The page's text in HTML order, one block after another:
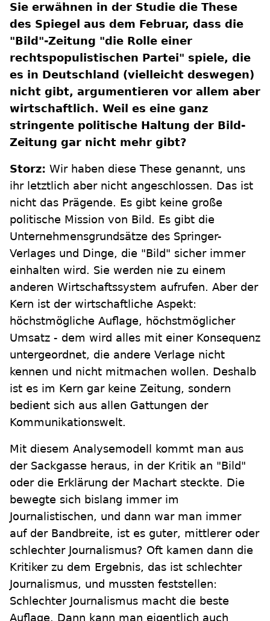
Sie erwähnen in der Studie die These
des Spiegel aus dem Februar, dass die
"Bild"-Zeitung "die Rolle einer
rechtspopulistischen Partei" spiele, die
es in Deutschland (vielleicht deswegen)
nicht gibt, argumentieren vor allem aber
wirtschaftlich. Weil es eine ganz
stringente politische Haltung der Bild-
Zeitung gar nicht mehr gibt?
Storz: Wir haben diese These genannt, uns
ihr letztlich aber nicht angeschlossen. Das ist
nicht das Prägende. Es gibt keine große
politische Mission von Bild. Es gibt die
Unternehmensgrundsätze des Springer-
Verlages und Dinge, die "Bild" sicher immer
einhalten wird. Sie werden nie zu einem
anderen Wirtschaftssystem aufrufen. Aber der
Kern ist der wirtschaftliche Aspekt:
höchstmögliche Auflage, höchstmöglicher
Umsatz - dem wird alles mit einer Konsequenz
untergeordnet, die andere Verlage nicht
kennen und nicht mitmachen wollen. Deshalb
ist es im Kern gar keine Zeitung, sondern
bedient sich aus allen Gattungen der
Kommunikationswelt.
Mit diesem Analysemodell kommt man aus
der Sackgasse heraus, in der Kritik an "Bild"
oder die Erklärung der Machart steckte. Die
bewegte sich bislang immer im
Journalistischen, und dann war man immer
auf der Bandbreite, ist es guter, mittlerer oder
schlechter Journalismus? Oft kamen dann die
Kritiker zu dem Ergebnis, das ist schlechter
Journalismus, und mussten feststellen:
Schlechter Journalismus macht die beste
Auflage. Dann kann man eigentlich auch